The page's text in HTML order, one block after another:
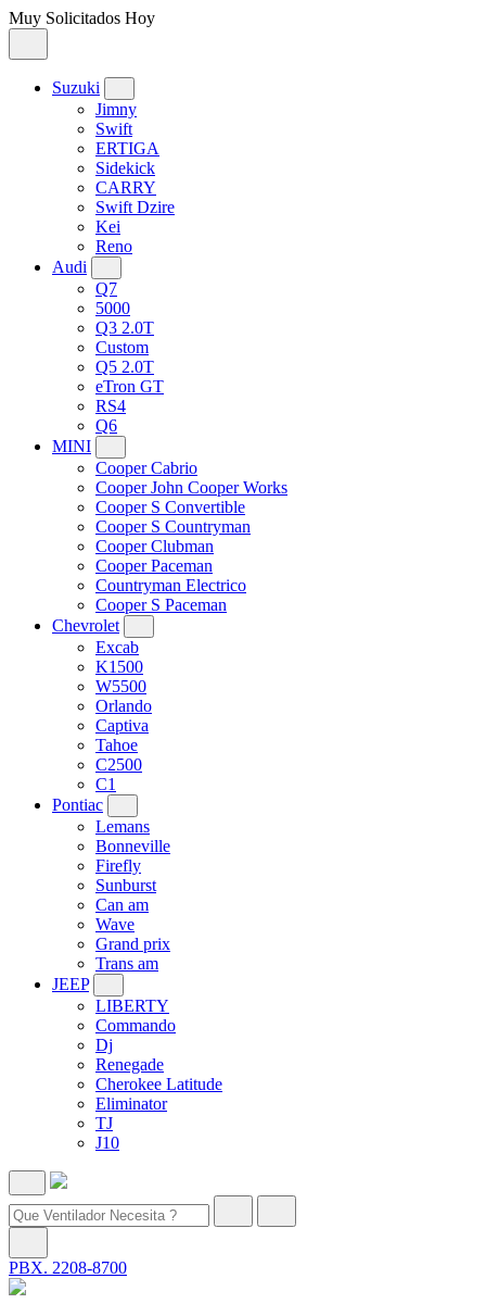
Muy Solicitados Hoy
Suzuki
Jimny
Swift
ERTIGA
Sidekick
CARRY
Swift Dzire
Kei
Reno
Audi
Q7
5000
Q3 2.0T
Custom
Q5 2.0T
eTron GT
RS4
Q6
MINI
Cooper Cabrio
Cooper John Cooper Works
Cooper S Convertible
Cooper S Countryman
Cooper Clubman
Cooper Paceman
Countryman Electrico
Cooper S Paceman
Chevrolet
Excab
K1500
W5500
Orlando
Captiva
Tahoe
C2500
C1
Pontiac
Lemans
Bonneville
Firefly
Sunburst
Can am
Wave
Grand prix
Trans am
JEEP
LIBERTY
Commando
Dj
Renegade
Cherokee Latitude
Eliminator
TJ
J10
PBX. 2208-8700